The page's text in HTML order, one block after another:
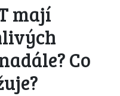
mají
Co